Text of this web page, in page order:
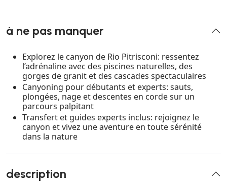
à ne pas manquer
Explorez le canyon de Rio Pitrisconi: ressentez
l’adrénaline avec des piscines naturelles, des
gorges de granit et des cascades spectaculaires
Canyoning pour débutants et experts: sauts,
plongées, nage et descentes en corde sur un
parcours palpitant
Transfert et guides experts inclus: rejoignez le
canyon et vivez une aventure en toute sérénité
dans la nature
description